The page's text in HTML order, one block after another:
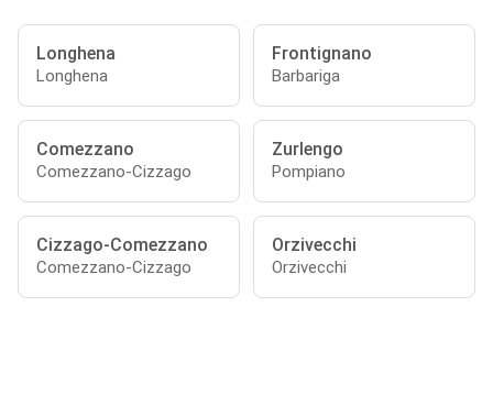
Longhena
Longhena
Frontignano
Barbariga
Comezzano
Comezzano-Cizzago
Zurlengo
Pompiano
Cizzago-Comezzano
Comezzano-Cizzago
Orzivecchi
Orzivecchi